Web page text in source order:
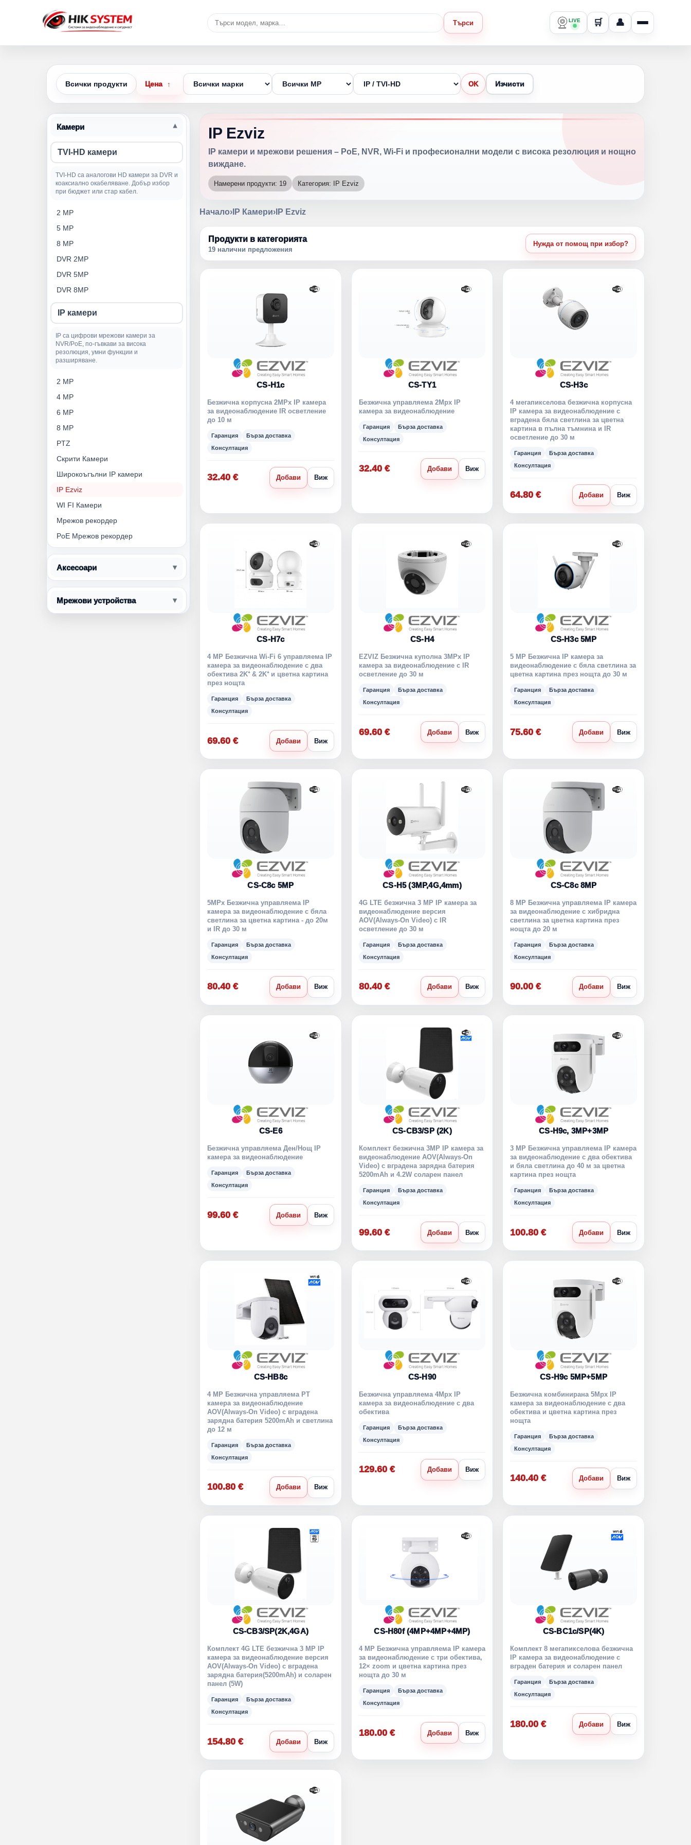
Търси LIVE 🛒 👤
Всички продукти Цена ↑ OK Изчисти
Камери
TVI-HD камери
TVI-HD са аналогови HD камери за DVR и
коаксиално окабеляване. Добър избор
при бюджет или стар кабел.
2 MP
5 MP
8 MP
DVR 2MP
DVR 5MP
DVR 8MP
IP камери
IP са цифрови мрежови камери за
NVR/PoE, по-гъвкави за висока
резолюция, умни функции и
разширяване.
2 MP
4 MP
6 MP
8 MP
PTZ
Скрити Камери
Широкоъгълни IP камери
IP Ezviz
WI FI Камери
Мрежов рекордер
PoE Мрежов рекордер
Аксесоари
Мрежови устройства
IP Ezviz
IP камери и мрежови решения – PoE, NVR, Wi-Fi и професионални модели с висока резолюция и нощно
виждане.
Намерени продукти: 19 Категория: IP Ezviz
Начало› IP Камери› IP Ezviz
Продукти в категорията
19 налични предложения
Нужда от помощ при избор?
CS-H1c
Безжична корпусна 2MPx IP камера
за видеонаблюдение IR осветление
до 10 м
Гаранция
Бърза доставка
Консултация
32.40 € Добави Виж
CS-TY1
Безжична управляема 2Mpx IP
камера за видеонаблюдение
Гаранция
Бърза доставка
Консултация
32.40 € Добави Виж
CS-H3c
4 мегапикселова безжична корпусна
IP камера за видеонаблюдение с
вградена бяла светлина за цветна
картина в пълна тъмнина и IR
осветление до 30 м
Гаранция
Бърза доставка
Консултация
64.80 € Добави Виж
CS-H7c
4 MP Безжична Wi-Fi 6 управляема IP
камера за видеонаблюдение с два
обектива 2K⁺ & 2K⁺ и цветна картина
през нощта
Гаранция
Бърза доставка
Консултация
69.60 € Добави Виж
CS-H4
EZVIZ Безжична куполна 3MPx IP
камера за видеонаблюдение с IR
осветление до 30 м
Гаранция
Бърза доставка
Консултация
69.60 € Добави Виж
CS-H3c 5MP
5 MP Безжична IP камера за
видеонаблюдение с бяла светлина за
цветна картина през нощта до 30 м
Гаранция
Бърза доставка
Консултация
75.60 € Добави Виж
CS-C8c 5MP
5MPx Безжична управляема IP
камера за видеонаблюдение с бяла
светлина за цветна картина - до 20м
и IR до 30 м
Гаранция
Бърза доставка
Консултация
80.40 € Добави Виж
CS-H5 (3MP,4G,4mm)
4G LTE безжична 3 MP IP камера за
видеонаблюдение версия
AOV(Always-On Video) с IR
осветление до 30 м
Гаранция
Бърза доставка
Консултация
80.40 € Добави Виж
CS-C8c 8MP
8 MP Безжична управляема IP камера
за видеонаблюдение с хибридна
светлина за цветна картина през
нощта до 20 м
Гаранция
Бърза доставка
Консултация
90.00 € Добави Виж
CS-E6
Безжична управляема Ден/Нощ IP
камера за видеонаблюдение
Гаранция
Бърза доставка
Консултация
99.60 € Добави Виж
CS-CB3/SP (2K)
Комплект безжична 3MP IP камера за
видеонаблюдение AOV(Always-On
Video) с вградена зарядна батерия
5200mAh и 4.2W соларен панел
Гаранция
Бърза доставка
Консултация
99.60 € Добави Виж
CS-H9c, 3MP+3MP
3 MP Безжична управляема IP камера
за видеонаблюдение с два обектива
и бяла светлина до 40 м за цветна
картина през нощта
Гаранция
Бърза доставка
Консултация
100.80 € Добави Виж
CS-HB8c
4 MP Безжична управляема PT
камера за видеонаблюдение
AOV(Always-On Video) с вградена
зарядна батерия 5200mAh и светлина
до 12 м
Гаранция
Бърза доставка
Консултация
100.80 € Добави Виж
CS-H90
Безжична управляема 4Mpx IP
камера за видеонаблюдение с два
обектива
Гаранция
Бърза доставка
Консултация
129.60 € Добави Виж
CS-H9c 5MP+5MP
Безжична комбинирана 5Mpx IP
камера за видеонаблюдение с два
обектива и цветна картина през
нощта
Гаранция
Бърза доставка
Консултация
140.40 € Добави Виж
CS-CB3/SP(2K,4GA)
Комплект 4G LTE безжична 3 MP IP
камера за видеонаблюдение версия
AOV(Always-On Video) с вградена
зарядна батерия(5200mAh) и соларен
панел (5W)
Гаранция
Бърза доставка
Консултация
154.80 € Добави Виж
CS-H80f (4MP+4MP+4MP)
4 MP Безжична управляема IP камера
за видеонаблюдение с три обектива,
12× zoom и цветна картина през
нощта до 30 м
Гаранция
Бърза доставка
Консултация
180.00 € Добави Виж
CS-BC1c/SP(4K)
Комплект 8 мегапикселова безжична
IP камера за видеонаблюдение с
вграден батерия и соларен панел
Гаранция
Бърза доставка
Консултация
180.00 € Добави Виж